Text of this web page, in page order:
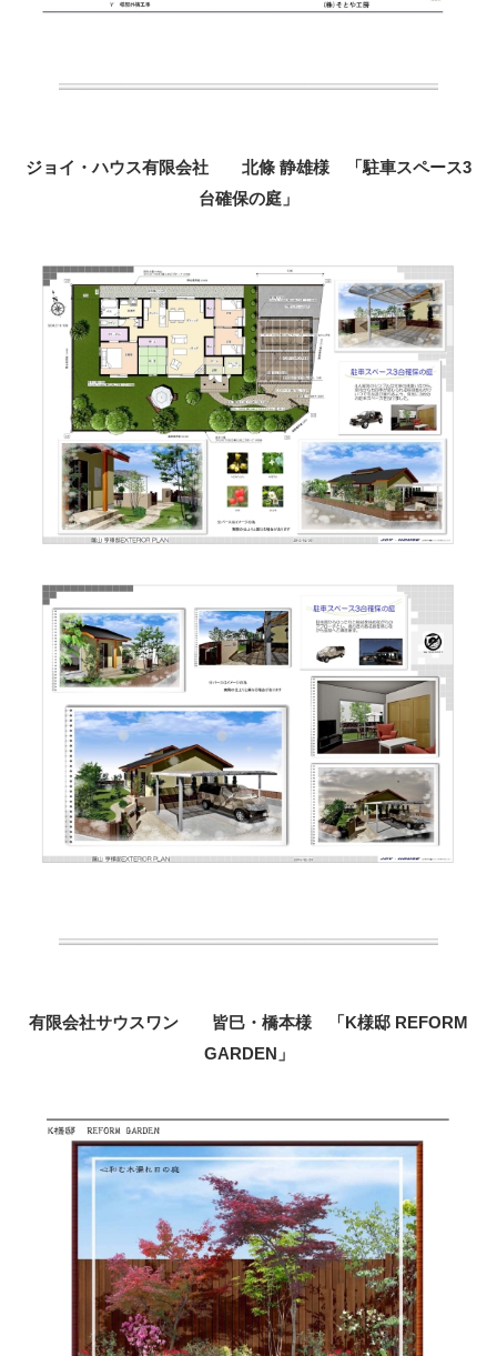
ジョイ・ハウス有限会社 北條 静雄様 「駐車スペース3
台確保の庭」
有限会社サウスワン 皆巳・橋本様 「K様邸 REFORM
GARDEN」